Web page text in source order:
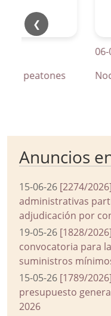
❮
de peatones
06-
Anuncios
15-06-26 [2274/
administrativas
adjudicación por
19-05-26 [1828/
convocatoria para
suministros
15-05-26 [1789/
presupuesto
2026